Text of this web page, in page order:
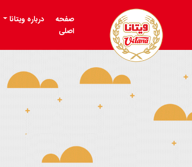
صفحه
اصلی
درباره ویتانا